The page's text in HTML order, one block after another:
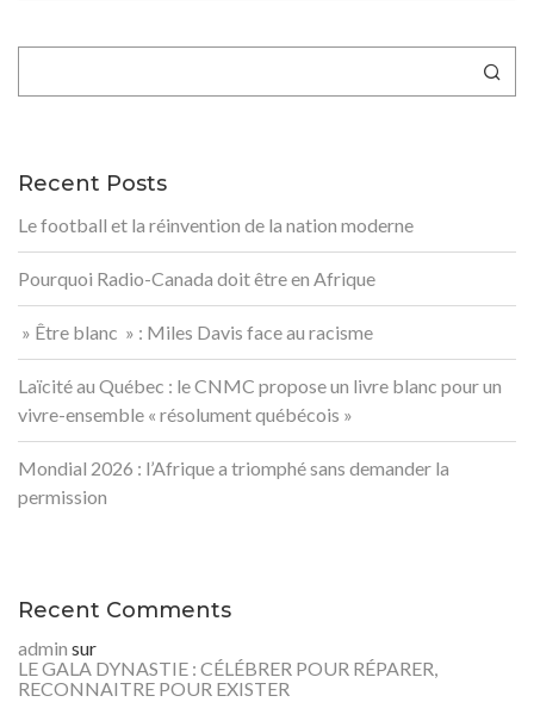
Recent Posts
Le football et la réinvention de la nation moderne
Pourquoi Radio-Canada doit être en Afrique
» Être blanc » : Miles Davis face au racisme
Laïcité au Québec : le CNMC propose un livre blanc pour un
vivre-ensemble « résolument québécois »
Mondial 2026 : l’Afrique a triomphé sans demander la
permission
Recent Comments
admin sur
LE GALA DYNASTIE : CÉLÉBRER POUR RÉPARER,
RECONNAITRE POUR EXISTER